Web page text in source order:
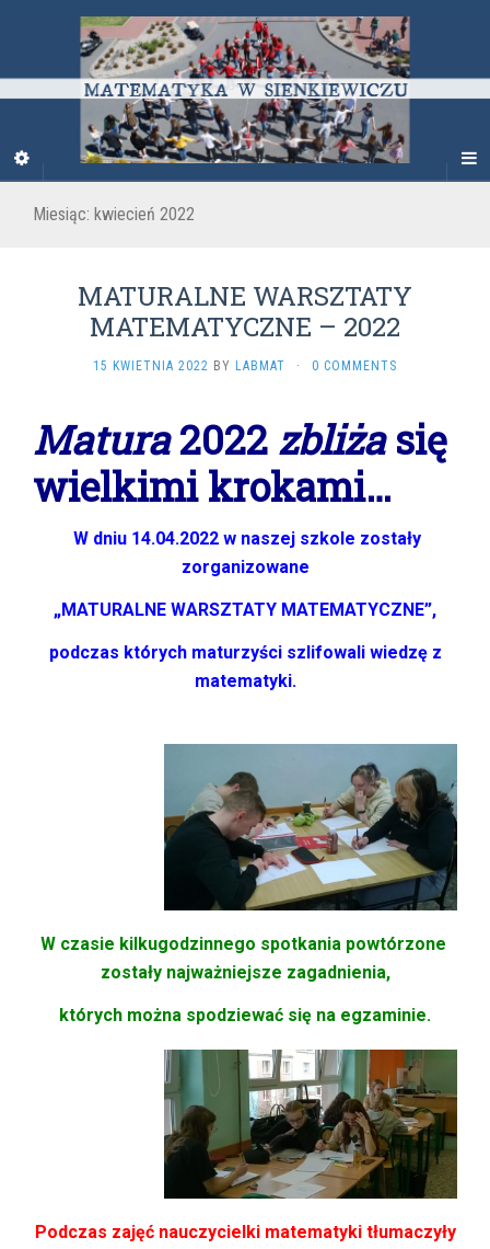
Miesiąc: kwiecień 2022
MATURALNE WARSZTATY
MATEMATYCZNE – 2022
15 KWIETNIA 2022 BY LABMAT · 0 COMMENTS
Matura2022 zbliżasię
wielkimi krokami…
W dniu 14.04.2022 w naszej szkole zostały
zorganizowane
„MATURALNE WARSZTATY MATEMATYCZNE”,
podczas których maturzyści szlifowali wiedzę z
matematyki.
W czasie kilkugodzinnego spotkania powtórzone
zostały najważniejsze zagadnienia,
których można spodziewać się na egzaminie.
Podczas zajęć nauczycielki matematyki tłumaczyły